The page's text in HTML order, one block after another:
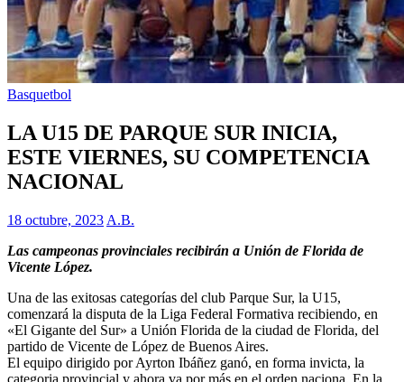
Basquetbol
LA U15 DE PARQUE SUR INICIA,
ESTE VIERNES, SU COMPETENCIA
NACIONAL
18 octubre, 2023 A.B.
Las campeonas provinciales recibirán a Unión de Florida de
Vicente López.
Una de las exitosas categorías del club Parque Sur, la U15,
comenzará la disputa de la Liga Federal Formativa recibiendo, en
«El Gigante del Sur» a Unión Florida de la ciudad de Florida, del
partido de Vicente de López de Buenos Aires.
El equipo dirigido por Ayrton Ibáñez ganó, en forma invicta, la
categoria provincial y ahora va por más en el orden naciona. En la